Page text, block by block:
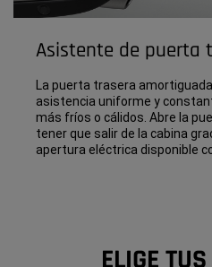
Asistente de puerta
La puerta trasera
asistencia uniforme y
más fríos o cálidos. Abre la
tener que salir de la cabina
apertura eléctrica disponible
ELIGE